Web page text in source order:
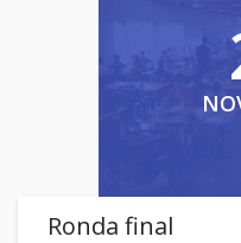
Ronda final